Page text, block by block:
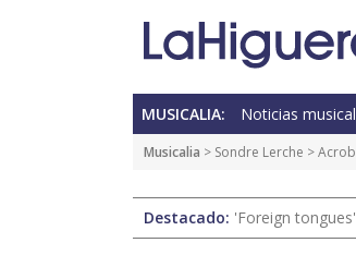
MUSICALIA: Noticias
Musicalia > Sondre Lerche >
Destacado: 'Foreign